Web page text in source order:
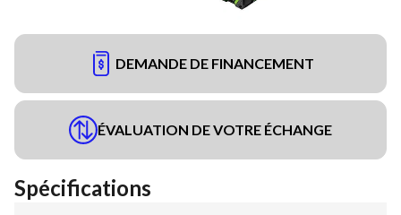
DEMANDE DE FINANCEMENT
ÉVALUATION DE VOTRE ÉCHANGE
Spécifications